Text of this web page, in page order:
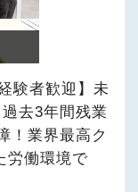
者】未経験者
間残業実績な
障！業界最高
労働環境で